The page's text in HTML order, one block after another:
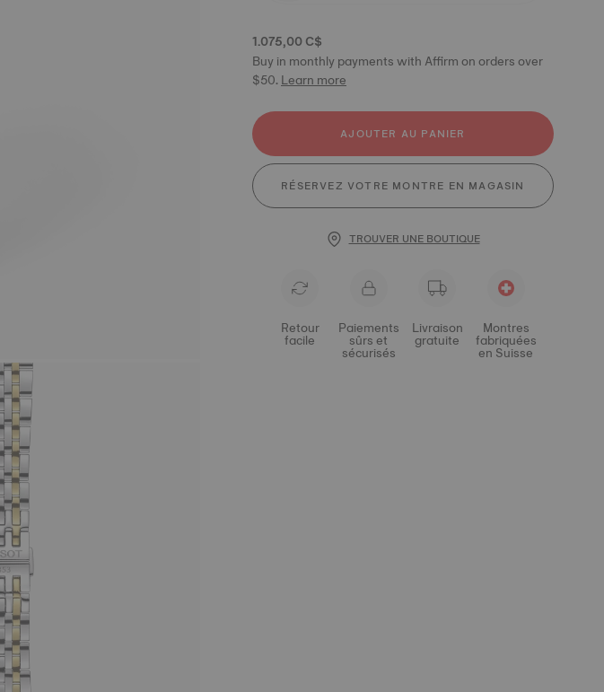
1.075,00 C$
Buy in monthly payments with Affirm on orders over
$50.Learn more
AJOUTER AU PANIER
RÉSERVEZ VOTRE MONTRE EN MAGASIN
TROUVER UNE BOUTIQUE
Retour
facile
Paiements
sûrs et
sécurisés
Livraison
gratuite
Montres
fabriquées
en Suisse